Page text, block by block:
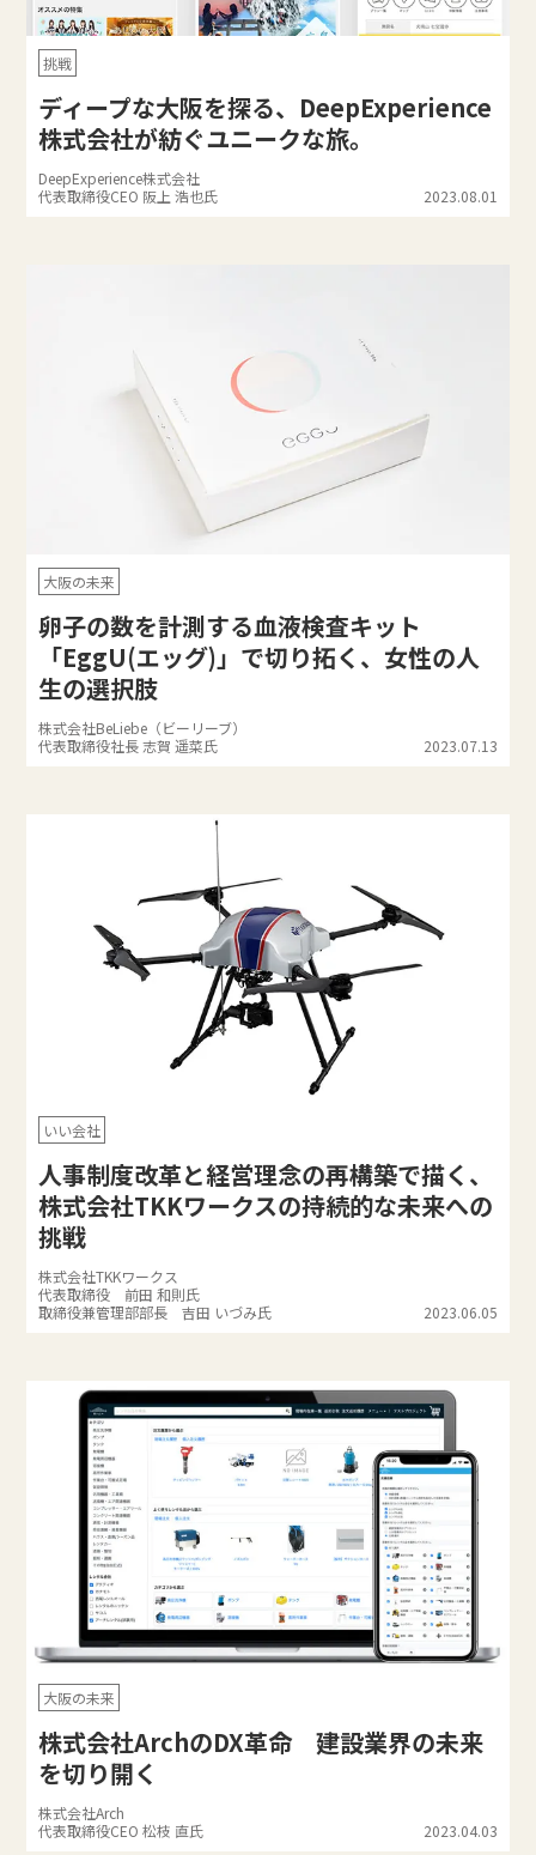
挑戦
ディープな大阪を探る、DeepExperience
株式会社が紡ぐユニークな旅。
DeepExperience株式会社
代表取締役CEO 阪上 浩也氏
2023.08.01
大阪の未来
卵子の数を計測する血液検査キット
「EggU(エッグ)」で切り拓く、女性の人
生の選択肢
株式会社BeLiebe（ビーリーブ）
代表取締役社長 志賀 遥菜氏
2023.07.13
いい会社
人事制度改革と経営理念の再構築で描く、
株式会社TKKワークスの持続的な未来への
挑戦
株式会社TKKワークス
代表取締役 前田 和則氏
取締役兼管理部部長 吉田 いづみ氏
2023.06.05
大阪の未来
株式会社ArchのDX革命 建設業界の未来
を切り開く
株式会社Arch
代表取締役CEO 松枝 直氏
2023.04.03